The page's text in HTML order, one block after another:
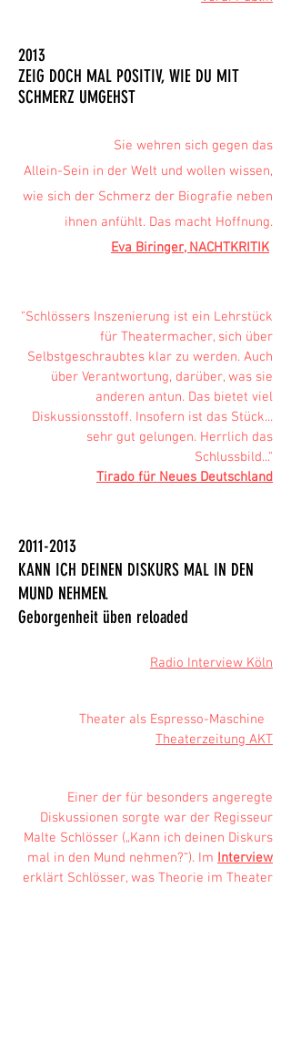
2013
ZEIG DOCH MAL POSITIV, WIE DU MIT
SCHMERZ UMGEHST
Sie wehren sich gegen das
Allein-Sein in der Welt und wollen wissen,
wie sich der Schmerz der Biografie neben
ihnen anfühlt. Das macht Hoffnung.
Eva Biringer, NACHTKRITIK
"Schlössers Inszenierung ist ein Lehrstück
für Theatermacher, sich über
Selbstgeschraubtes klar zu werden. Auch
über Verantwortung, darüber, was sie
anderen antun. Das bietet viel
Diskussionsstoff. Insofern ist das Stück...
sehr gut gelungen. Herrlich das
Schlussbild..."
Tirado für Neues Deutschland
2011-2013
KANN ICH DEINEN DISKURS MAL IN DEN
MUND NEHMEN.
Geborgenheit üben reloaded
Radio Interview Köln
Theater als Espresso-Maschine
Theaterzeitung AKT
Einer der für besonders angeregte
Diskussionen sorgte war der Regisseur
Malte Schlösser („Kann ich deinen Diskurs
mal in den Mund nehmen?“). Im Interview
erklärt Schlösser, was Theorie im Theater